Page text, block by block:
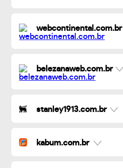
webcontinental.com.br
belezanaweb.com.br
stanley1913.com.br
kabum.com.br